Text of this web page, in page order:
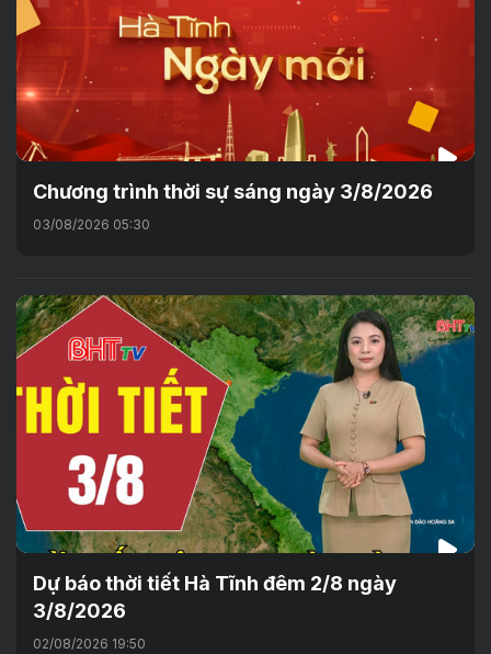
Chương trình thời sự sáng ngày 3/8/2026
03/08/2026 05:30
Dự báo thời tiết Hà Tĩnh đêm 2/8 ngày
3/8/2026
02/08/2026 19:50